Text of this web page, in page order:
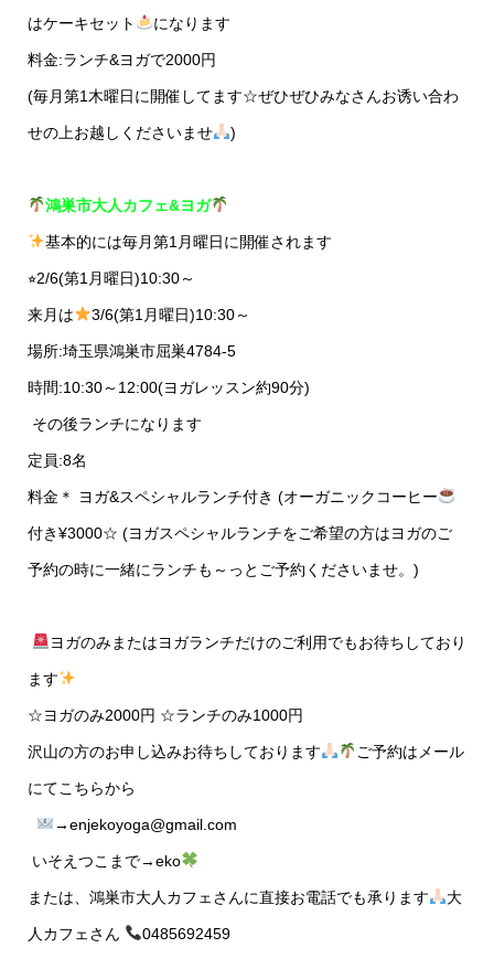
はケーキセット になります
料金:ランチ&ヨガで2000円
(毎月第1木曜日に開催してます☆ぜひぜひみなさんお诱い合わ
せの上お越しくださいませ )
鴻巣市大人カフェ&ヨガ
基本的には毎月第1月曜日に開催されます
⭐︎2/6(第1月曜日)10:30～
来月は 3/6(第1月曜日)10:30～
場所:埼玉県鴻巣市屈巣4784-5
時間:10:30～12:00(ヨガレッスン約90分)
その後ランチになります
定員:8名
料金＊ ヨガ&スペシャルランチ付き (オーガニックコーヒー
付き¥3000☆ (ヨガスペシャルランチをご希望の方はヨガのご
予約の時に一緒にランチも～っとご予約くださいませ。)
ヨガのみまたはヨガランチだけのご利用でもお待ちしており
ます
☆ヨガのみ2000円 ☆ランチのみ1000円
沢山の方のお申し込みお待ちしております ご予約はメール
にてこちらから
→enjekoyoga@gmail.com
いそえつこまで→eko
または、鴻巣市大人カフェさんに直接お電話でも承ります 大
人カフェさん 0485692459